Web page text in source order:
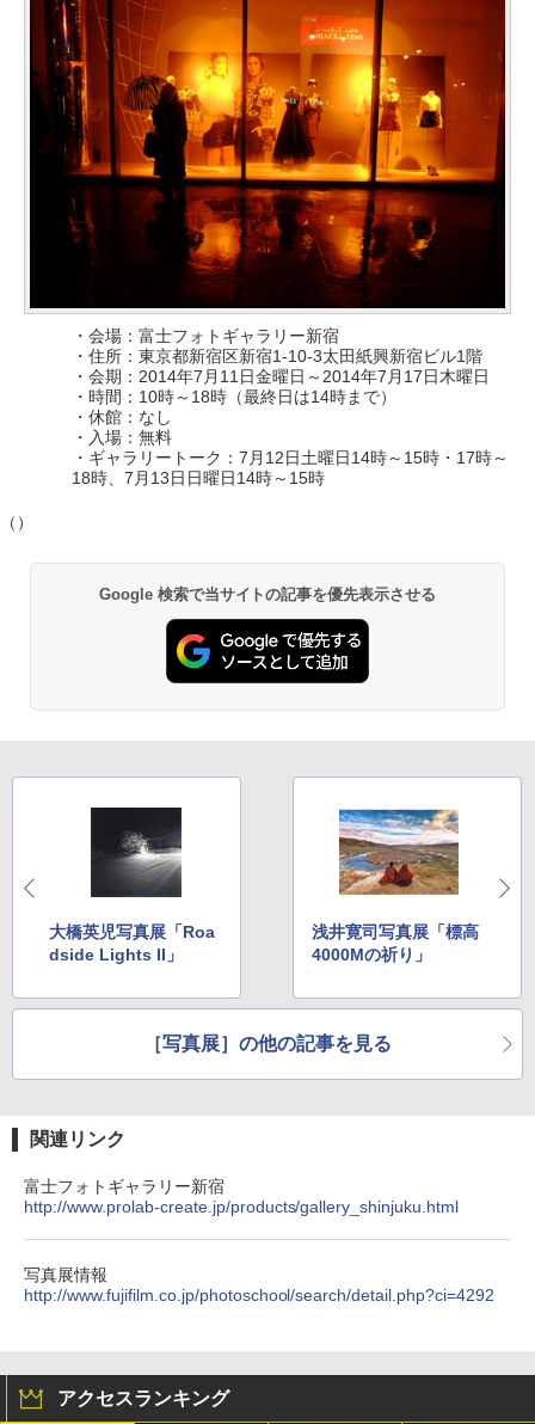
・会場：富士フォトギャラリー新宿
・住所：東京都新宿区新宿1-10-3太田紙興新宿ビル1階
・会期：2014年7月11日金曜日～2014年7月17日木曜日
・時間：10時～18時（最終日は14時まで）
・休館：なし
・入場：無料
・ギャラリートーク：7月12日土曜日14時～15時・17時～
18時、7月13日日曜日14時～15時
（）
Google 検索で当サイトの記事を優先表示させる
大橋英児写真展「Roa
dside Lights II」
浅井寛司写真展「標高
4000Mの祈り」
［写真展］の他の記事を見る
関連リンク
富士フォトギャラリー新宿
http://www.prolab-create.jp/products/gallery_shinjuku.html
写真展情報
http://www.fujifilm.co.jp/photoschool/search/detail.php?ci=4292
アクセスランキング